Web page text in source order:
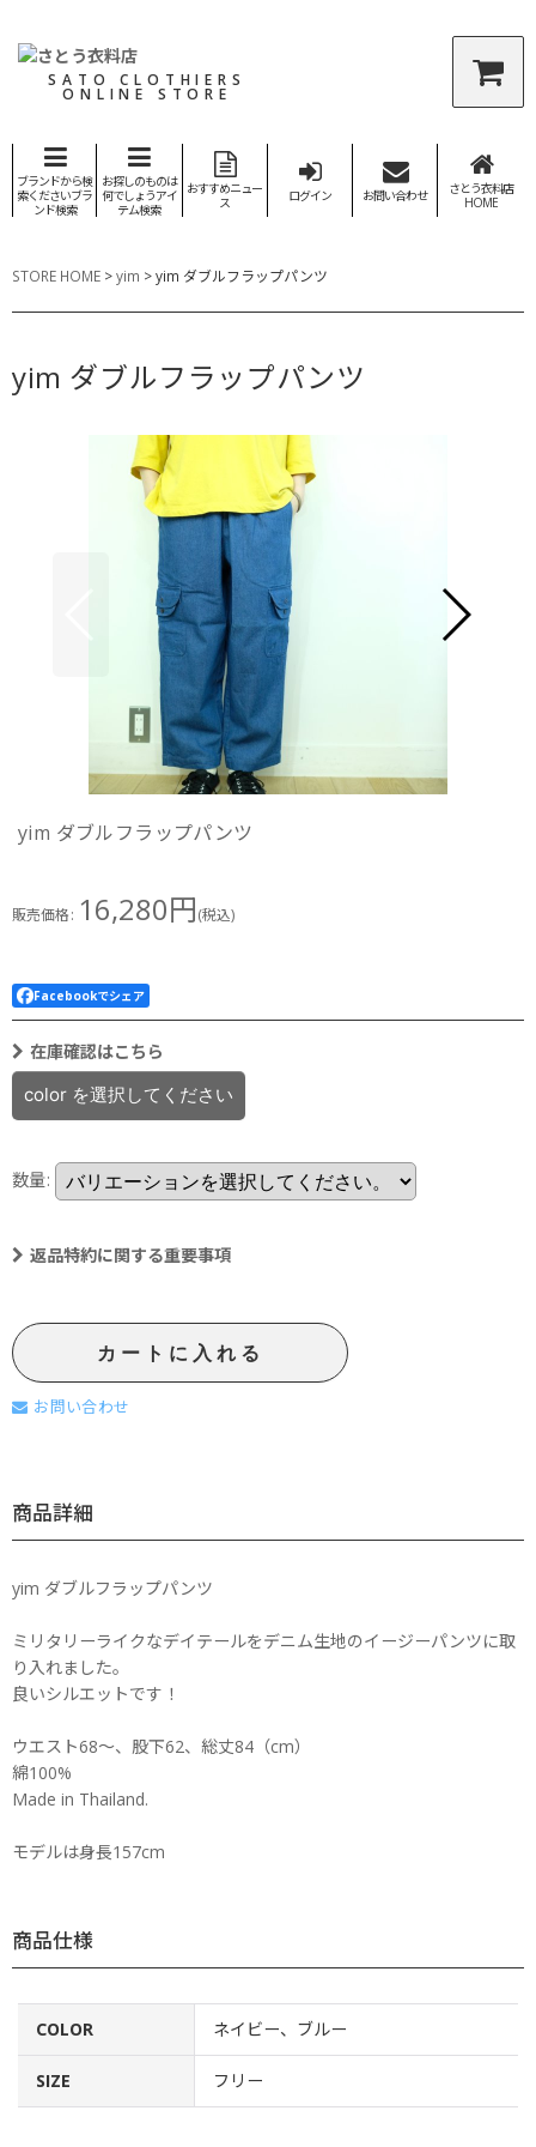
SATO CLOTHIERS
ONLINE STORE
ブランドから検
索くださいブラ
ンド検索
お探しのものは
何でしょうアイ
テム検索
おすすめニュー
ス
ログイン お問い合わせ
さとう衣料店
HOME
STORE HOME >yim >yim ダブルフラップパンツ
yim ダブルフラップパンツ
yim ダブルフラップパンツ
販売価格: 16,280円(税込)
Facebookでシェア
在庫確認はこちら
color を選択してください
数量:
返品特約に関する重要事項
カートに入れる
お問い合わせ
商品詳細
yim ダブルフラップパンツ
ミリタリーライクなデイテールをデニム生地のイージーパンツに取
り入れました。
良いシルエットです！
ウエスト68〜、股下62、総丈84（cm）
綿100%
Made in Thailand.
モデルは身長157cm
商品仕様
COLOR ネイビー、ブルー
SIZE フリー